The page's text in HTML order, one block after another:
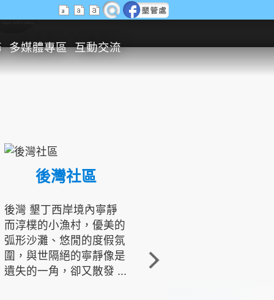
多媒體專區 互動交流
旅遊
後灣社區
後灣 墾丁西岸境內寧靜
而淳樸的小漁村，優美的
弧形沙灘、悠閒的度假氛
圍，與世隔絕的寧靜像是
遺失的一角，卻又散發 ...
角的端點，冬季海浪拍打
著礁岸，旺盛的侵蝕作